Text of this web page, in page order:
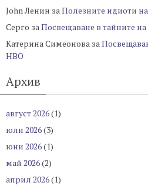
John Ленин за Полезните идиоти
Серго за Посвещаване в тайните
Катерина Симеонова за
НВО
Архив
август 2026(1)
юли 2026(3)
юни 2026(1)
май 2026(2)
април 2026(1)